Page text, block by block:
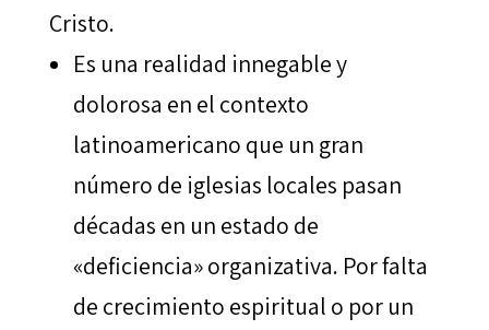
Cristo.
Es una realidad innegable y
dolorosa en el contexto
latinoamericano que un gran
número de iglesias locales pasan
décadas en un estado de
«deficiencia» organizativa. Por falta
de crecimiento espiritual o por un